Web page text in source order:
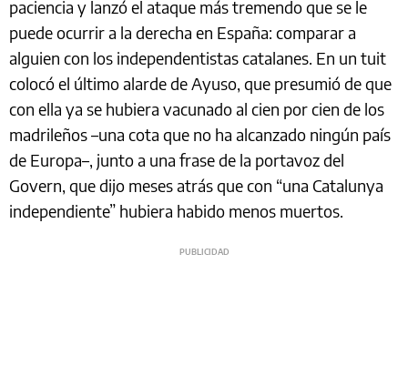
paciencia y lanzó el ataque más tremendo que se le
puede ocurrir a la derecha en España: comparar a
alguien con los independentistas catalanes. En un tuit
colocó el último alarde de Ayuso, que presumió de que
con ella ya se hubiera vacunado al cien por cien de los
madrileños –una cota que no ha alcanzado ningún país
de Europa–, junto a una frase de la portavoz del
Govern, que dijo meses atrás que con “una Catalunya
independiente” hubiera habido menos muertos.